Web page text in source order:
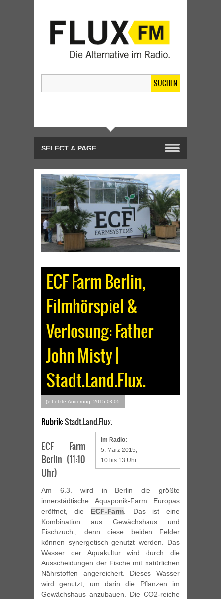
SUCHEN
ECF Farm Berlin,
Filmhörspiel &
Verlosung: Father
John Misty |
Stadt.Land.Flux.
▷ Letzte Änderung: 2015-03-05
Rubrik:Stadt.Land.Flux.
Im Radio:
5. März 2015,
10 bis 13 Uhr
ECF Farm
Berlin (11:10
Uhr)
Am 6.3. wird in Berlin die größte
innerstädtische Aquaponik-Farm Europas
eröffnet, die ECF-Farm. Das ist eine
Kombination aus Gewächshaus und
Fischzucht, denn diese beiden Felder
können synergetisch genutzt werden. Das
Wasser der Aquakultur wird durch die
Ausscheidungen der Fische mit natürlichen
Nährstoffen angereichert. Dieses Wasser
wird genutzt, um darin die Pflanzen im
Gewächshaus anzubauen. Die CO2-reiche